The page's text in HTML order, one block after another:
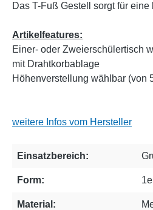
Das T-Fuß Gestell sorgt für
Artikelfeatures:
Einer- oder Zweierschülertisch
mit Drahtkorbablage
Höhenverstellung wählbar (von
weitere Infos vom Hersteller
Einsatzbereich:
Form:
Material: